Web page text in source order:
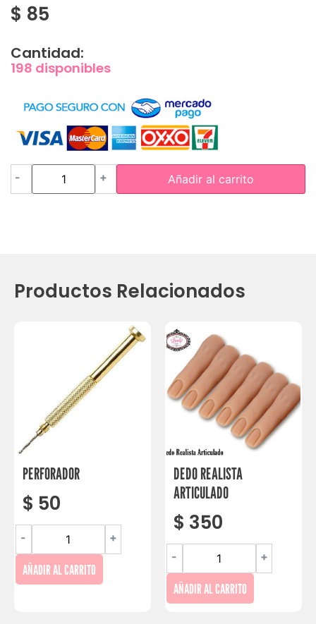
$ 85
Cantidad:
198 disponibles
- + Añadir al carrito
Productos Relacionados
PERFORADOR
$ 50
- +
AÑADIR AL CARRITO
DEDO REALISTA
ARTICULADO
$ 350
- +
AÑADIR AL CARRITO